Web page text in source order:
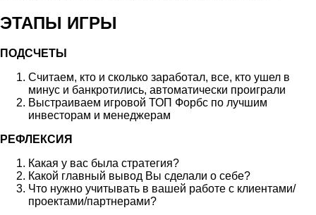
ЭТАПЫ ИГРЫ
ПОДСЧЕТЫ
Считаем, кто и сколько заработал, все, кто ушел в
минус и банкротились, автоматически проиграли
Выстраиваем игровой ТОП Форбс по лучшим
инвесторам и менеджерам
РЕФЛЕКСИЯ
Какая у вас была стратегия?
Какой главный вывод Вы сделали о себе?
Что нужно учитывать в вашей работе с клиентами/
проектами/партнерами?